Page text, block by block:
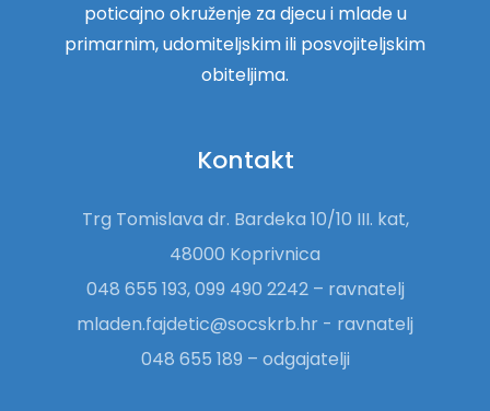
poticajno okruženje za djecu i mlade u
primarnim, udomiteljskim ili posvojiteljskim
obiteljima.
Kontakt
Trg Tomislava dr. Bardeka 10/10 III. kat,
48000 Koprivnica
048 655 193, 099 490 2242 – ravnatelj
mladen.fajdetic@socskrb.hr - ravnatelj
048 655 189 – odgajatelji